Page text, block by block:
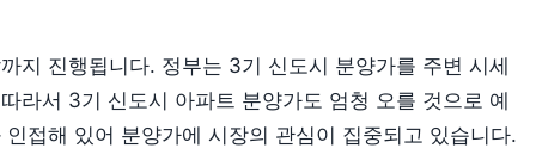
지 진행됩니다. 정부는 3기 신도시 분양가를 주변 시세
라서 3기 신도시 아파트 분양가도 엄청 오를 것으로 예
접해 있어 분양가에 시장의 관심이 집중되고 있습니다.